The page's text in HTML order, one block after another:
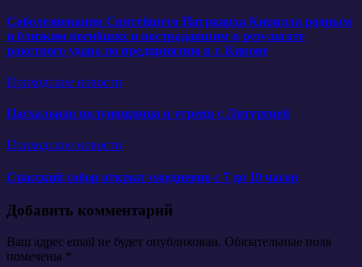
Соболезнования Святейшего Патриарха Кирилла родным
и близким погибших и пострадавшим в результате
ракетного удара по предприятию в г. Кирове
Приходские новости
Пасхальная полунощница и утреня с Литургией
Приходские новости
Спасский собор открыт ежедневно с 7 до 19 часов
Добавить комментарий
Ваш адрес email не будет опубликован. Обязательные поля
помечены *